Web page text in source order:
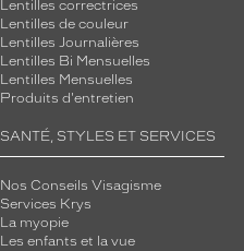
Lentilles correctrices
Lentilles de couleur
Lentilles Journalières
Lentilles Bi Mensuelles
Lentilles Mensuelles
Produits d'entretien
SANTÉ, STYLES ET SERVICES
Nos Conseils Visagisme
Services Krys
La myopie
Les enfants et la vue